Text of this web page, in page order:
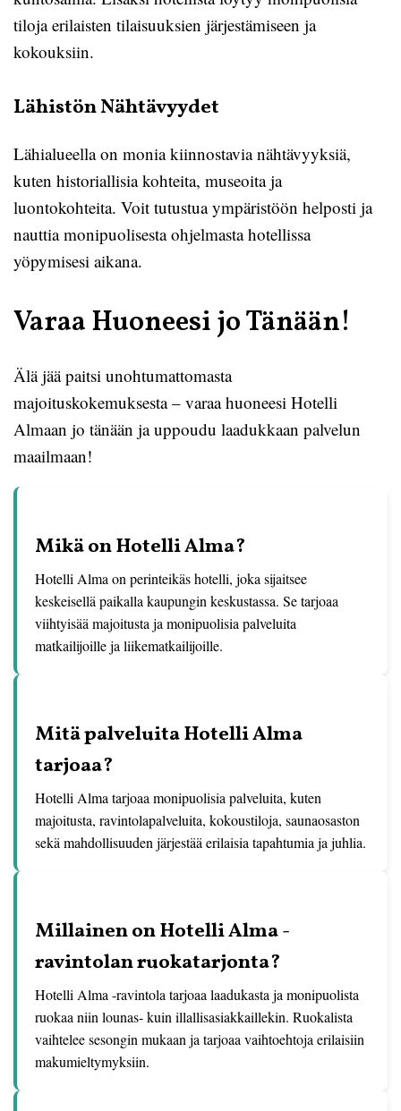
tiloja erilaisten tilaisuuksien järjestämiseen ja
kokouksiin.
Lähistön Nähtävyydet
Lähialueella on monia kiinnostavia nähtävyyksiä,
kuten historiallisia kohteita, museoita ja
luontokohteita. Voit tutustua ympäristöön helposti ja
nauttia monipuolisesta ohjelmasta hotellissa
yöpymisesi aikana.
Varaa Huoneesi jo Tänään!
Älä jää paitsi unohtumattomasta
majoituskokemuksesta – varaa huoneesi Hotelli
Almaan jo tänään ja uppoudu laadukkaan palvelun
maailmaan!
Mikä on Hotelli Alma?
Hotelli Alma on perinteikäs hotelli, joka sijaitsee
keskeisellä paikalla kaupungin keskustassa. Se tarjoaa
viihtyisää majoitusta ja monipuolisia palveluita
matkailijoille ja liikematkailijoille.
Mitä palveluita Hotelli Alma
tarjoaa?
Hotelli Alma tarjoaa monipuolisia palveluita, kuten
majoitusta, ravintolapalveluita, kokoustiloja, saunaosaston
sekä mahdollisuuden järjestää erilaisia tapahtumia ja juhlia.
Millainen on Hotelli Alma -
ravintolan ruokatarjonta?
Hotelli Alma -ravintola tarjoaa laadukasta ja monipuolista
ruokaa niin lounas- kuin illallisasiakkaillekin. Ruokalista
vaihtelee sesongin mukaan ja tarjoaa vaihtoehtoja erilaisiin
makumieltymyksiin.